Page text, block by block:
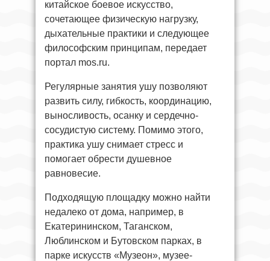
китайское боевое искусство,
сочетающее физическую нагрузку,
дыхательные практики и следующее
философским принципам, передает
портал mos.ru.
Регулярные занятия ушу позволяют
развить силу, гибкость, координацию,
выносливость, осанку и сердечно-
сосудистую систему. Помимо этого,
практика ушу снимает стресс и
помогает обрести душевное
равновесие.
Подходящую площадку можно найти
недалеко от дома, например, в
Екатерининском, Таганском,
Люблинском и Бутовском парках, в
парке искусств «Музеон», музее-